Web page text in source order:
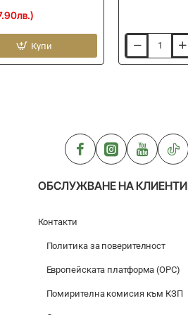
Купи
хранилка
ОБСЛУЖВАНЕ НА КЛИЕНТИ
Контакти
Политика за поверителност
Европейската платформа (ОРС)
Помирителна комисия към КЗП